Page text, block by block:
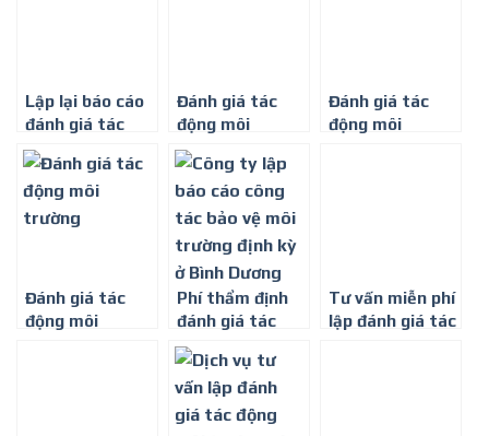
Lập lại báo cáo
đánh giá tác
động môi
trường
Đánh giá tác
động môi
trường cho dự
án xây dựng dệt
may
Đánh giá tác
động môi
Đánh giá tác
động môi
Phí thẩm định
đánh giá tác
động môi
trường mới
Tư vấn miễn phí
lập đánh giá tác